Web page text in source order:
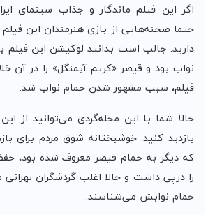
اگر این فیلم ماندگار و جذاب سینمای
حتما صحنه‌هایی از بازی هنرمندان این فیلم
دارید. جالب است بدانید لوکیشن این فیلم
نواب بود و قیصر «کریم آبمنگل» را در آن
فیلم، سبب مشهور شدن حمام نواب شد.
حالا شما با این محله‌گردی می‌توانید از
بازدید کنید. خوشبختانه شوق مردم برای
که دیگر به حمام قیصر معروف شده بود،
را درپی داشت و حالا اغلب گردشگران تهرانی
حمام نوابش می‌شناسند.